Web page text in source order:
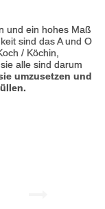
und ein hohes Maß
sind das A und O
/ Köchin,
alle sind darum
umzusetzen und